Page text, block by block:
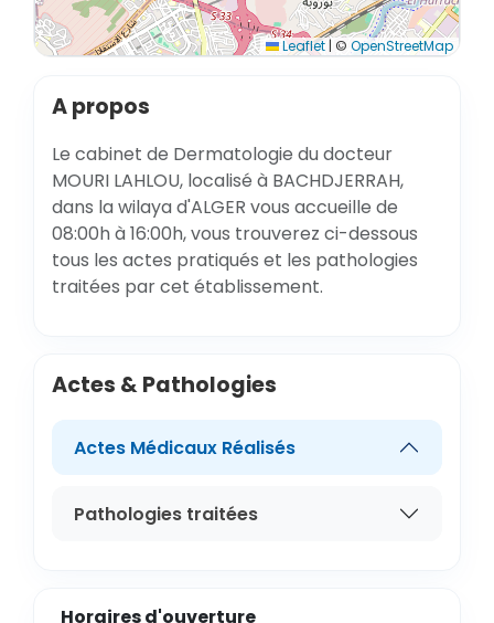
Leaflet | © OpenStreetMap
A propos
Le cabinet de Dermatologie du docteur
MOURI LAHLOU, localisé à BACHDJERRAH,
dans la wilaya d'ALGER vous accueille de
08:00h à 16:00h, vous trouverez ci-dessous
tous les actes pratiqués et les pathologies
traitées par cet établissement.
Actes & Pathologies
Actes Médicaux Réalisés
Pathologies traitées
Horaires d'ouverture